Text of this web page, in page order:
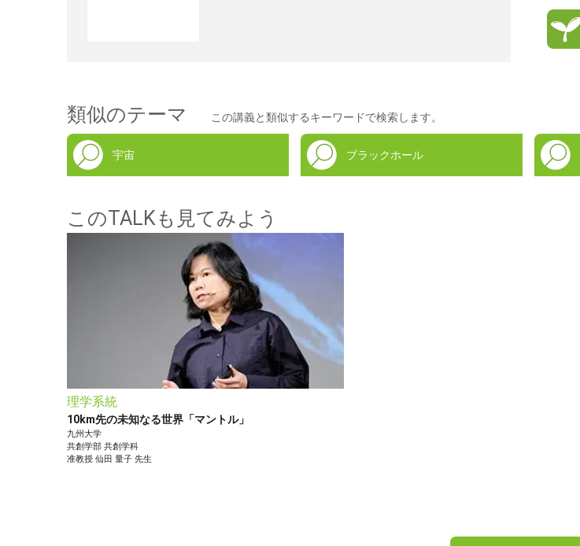
類似のテーマ この講義と類似するキーワードで検索します。
宇宙 ブラックホール
このTALKも見てみよう
理学系統
10km先の未知なる世界「マントル」
九州大学
共創学部 共創学科
准教授 仙田 量子 先生